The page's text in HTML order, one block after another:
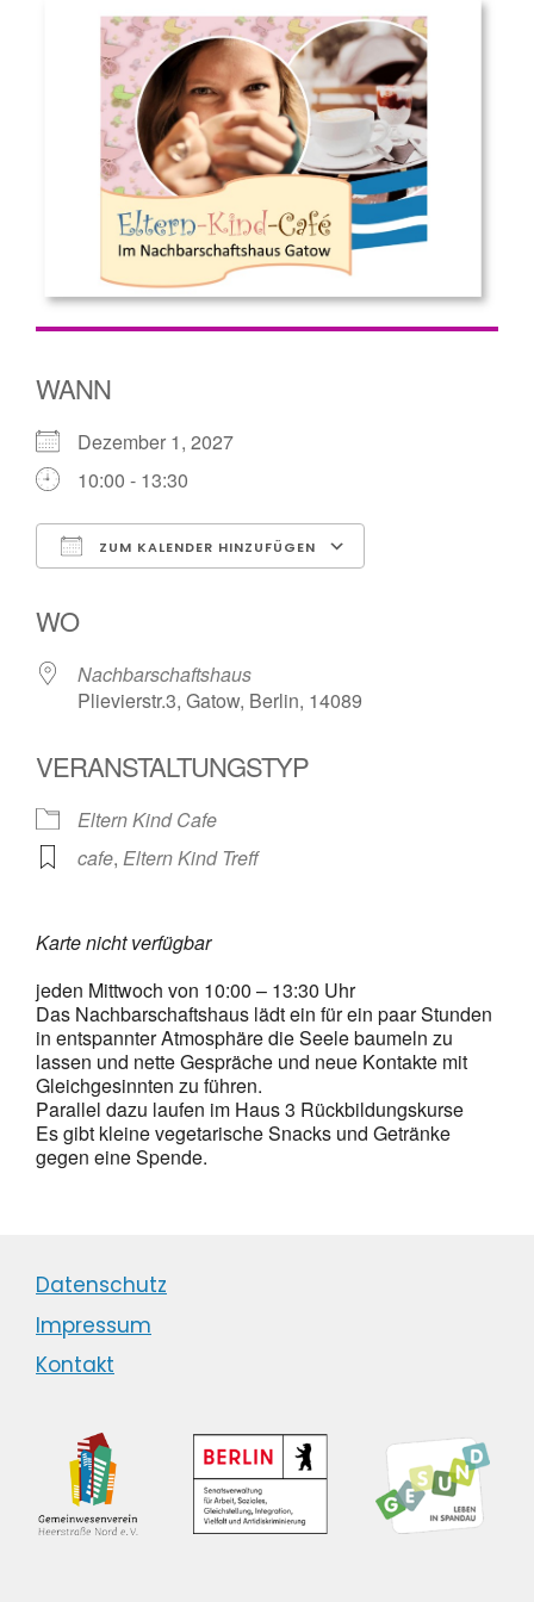
WANN
Dezember 1, 2027
10:00 - 13:30
ZUM KALENDER HINZUFÜGEN
WO
Nachbarschaftshaus
Plievierstr.3, Gatow, Berlin, 14089
VERANSTALTUNGSTYP
Eltern Kind Cafe
cafe, Eltern Kind Treff
Karte nicht verfügbar
jeden Mittwoch von 10:00 – 13:30 Uhr
Das Nachbarschaftshaus lädt ein für ein paar Stunden
in entspannter Atmosphäre die Seele baumeln zu
lassen und nette Gespräche und neue Kontakte mit
Gleichgesinnten zu führen.
Parallel dazu laufen im Haus 3 Rückbildungskurse
Es gibt kleine vegetarische Snacks und Getränke
gegen eine Spende.
Datenschutz
Impressum
Kontakt